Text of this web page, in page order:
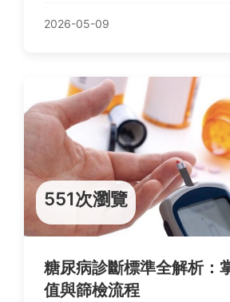
2026-05-09
551次瀏覽
糖尿病診斷標準全解析：
值與篩檢流程